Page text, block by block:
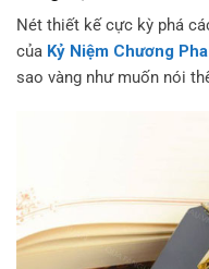
Nét thiết kế cực kỳ phá
của Kỷ Niệm Chương
sao vàng như muốn nói